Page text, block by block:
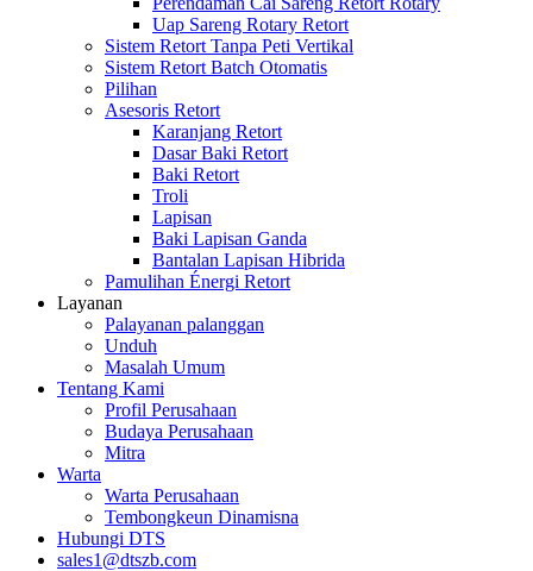
Uap Sareng Rotary Retort
Sistem Retort Tanpa Peti Vertikal
Sistem Retort Batch Otomatis
Pilihan
Asesoris Retort
Karanjang Retort
Dasar Baki Retort
Baki Retort
Troli
Lapisan
Baki Lapisan Ganda
Bantalan Lapisan Hibrida
Pamulihan Énergi Retort
Layanan
Palayanan palanggan
Unduh
Masalah Umum
Tentang Kami
Profil Perusahaan
Budaya Perusahaan
Mitra
Warta
Warta Perusahaan
Tembongkeun Dinamisna
Hubungi DTS
sales1@dtszb.com